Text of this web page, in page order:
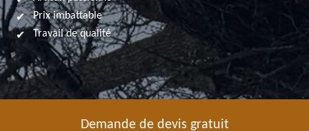
Prix imbattable
Travail de qualité
Demande de devis gratuit